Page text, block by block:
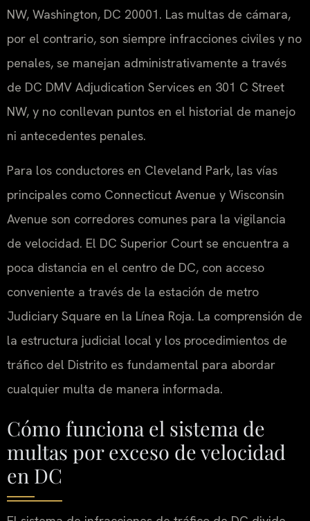
NW, Washington, DC 20001. Las multas de cámara,
por el contrario, son siempre infracciones civiles y no
penales, se manejan administrativamente a través
de DC DMV Adjudication Services en 301 C Street
NW, y no conllevan puntos en el historial de manejo
ni antecedentes penales.
Para los conductores en Cleveland Park, las vías
principales como Connecticut Avenue y Wisconsin
Avenue son corredores comunes para la vigilancia
de velocidad. El DC Superior Court se encuentra a
poca distancia en el centro de DC, con acceso
conveniente a través de la estación de metro
Judiciary Square en la Línea Roja. La comprensión de
la estructura judicial local y los procedimientos de
tráfico del Distrito es fundamental para abordar
cualquier multa de manera informada.
Cómo funciona el sistema de
multas por exceso de velocidad
en DC